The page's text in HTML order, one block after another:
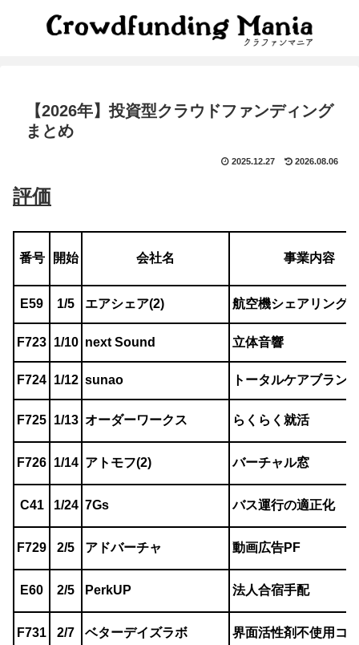
【2026年】投資型クラウドファンディング
まとめ
2025.12.27 2026.08.06
評価
番号 開始 会社名 事業内容
E59 1/5 エアシェア(2) 航空機シェアリング
F723 1/10 next Sound 立体音響
F724 1/12 sunao トータルケアブラン
F725 1/13 オーダーワークス らくらく就活
F726 1/14 アトモフ(2) バーチャル窓
C41 1/24 7Gs バス運行の適正化
F729 2/5 アドバーチャ 動画広告PF
E60 2/5 PerkUP 法人合宿手配
F731 2/7 ベターデイズラボ 界面活性剤不使用コ